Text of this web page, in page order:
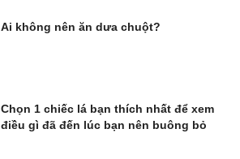
Ai không nên ăn dưa chuột?
Chọn 1 chiếc lá bạn thích nhất để xem
điều gì đã đến lúc bạn nên buông bỏ